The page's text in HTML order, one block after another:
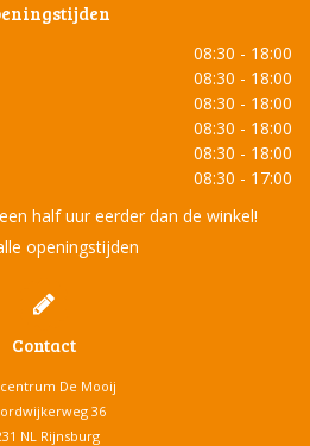
08:30 - 18:00
08:30 - 18:00
08:30 - 18:00
08:30 - 18:00
08:30 - 18:00
08:30 - 17:00
half uur eerder dan de winkel!
openingstijden
Contact
De Mooij
36
NL Rijnsburg